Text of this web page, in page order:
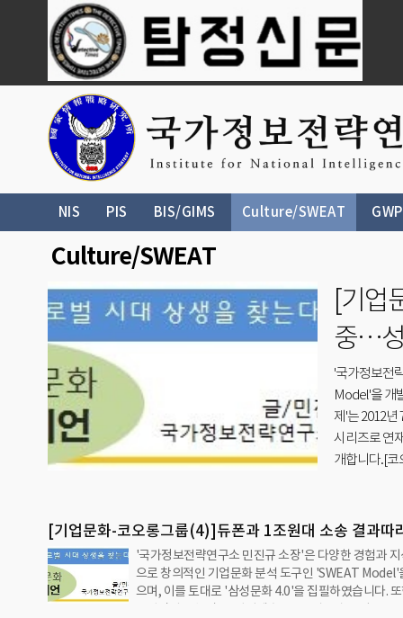
NIS PIS BIS/GIMS Culture/SWEAT GWP
Culture/SWEAT
[기업
라 그
'국가정보전
Model'을 개
제'는 2012년
시리즈로 연
개합니다.[코
[기업문화-코오롱그룹(4)]듀폰과 1조원대 소송 결과따
미래 달려[국가정보전략연구소]
'국가정보전략연구소 민진규 소장'은 다양한 경험과
으로 창의적인 기업문화 분석 도구인 'SWEAT Model'
으며, 이를 토대로 '삼성문화 4.0'을 집필하였습니다.
보전략연구소'와 '그린경제'는 2012년 7월 11일 수요